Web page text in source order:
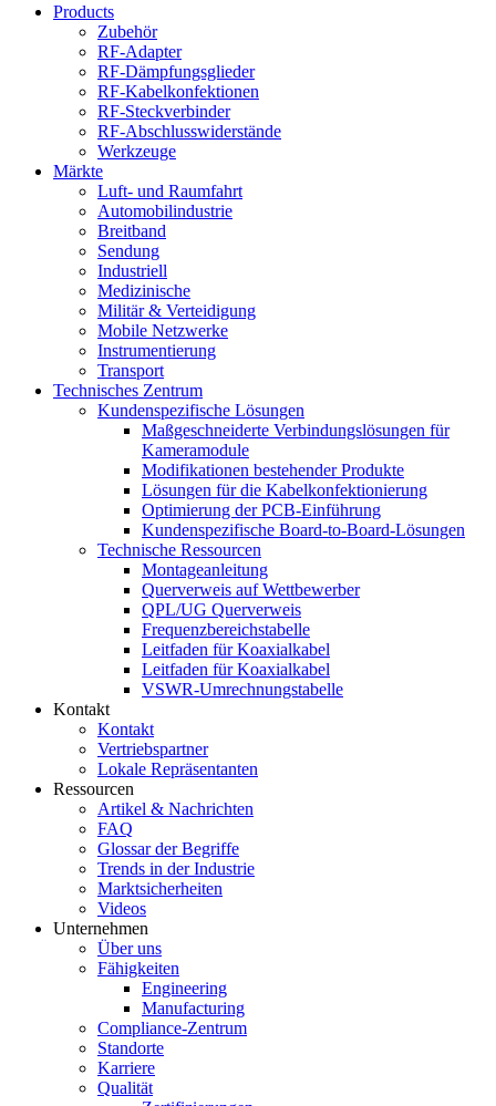
Products
Zubehör
RF-Adapter
RF-Dämpfungsglieder
RF-Kabelkonfektionen
RF-Steckverbinder
RF-Abschlusswiderstände
Werkzeuge
Märkte
Luft- und Raumfahrt
Automobilindustrie
Breitband
Sendung
Industriell
Medizinische
Militär & Verteidigung
Mobile Netzwerke
Instrumentierung
Transport
Technisches Zentrum
Kundenspezifische Lösungen
Maßgeschneiderte Verbindungslösungen für
Kameramodule
Modifikationen bestehender Produkte
Lösungen für die Kabelkonfektionierung
Optimierung der PCB-Einführung
Kundenspezifische Board-to-Board-Lösungen
Technische Ressourcen
Montageanleitung
Querverweis auf Wettbewerber
QPL/UG Querverweis
Frequenzbereichstabelle
Leitfaden für Koaxialkabel
Leitfaden für Koaxialkabel
VSWR-Umrechnungstabelle
Kontakt
Kontakt
Vertriebspartner
Lokale Repräsentanten
Ressourcen
Artikel & Nachrichten
FAQ
Glossar der Begriffe
Trends in der Industrie
Marktsicherheiten
Videos
Unternehmen
Über uns
Fähigkeiten
Engineering
Manufacturing
Compliance-Zentrum
Standorte
Karriere
Qualität